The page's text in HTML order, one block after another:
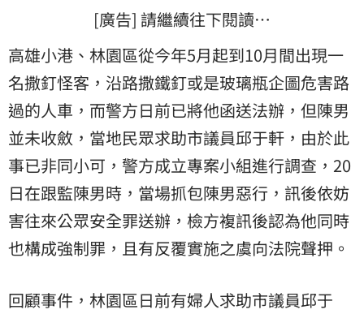
[廣告] 請繼續往下閱讀…
高雄小港、林園區從今年5月起到10月間出現一
名撒釘怪客，沿路撒鐵釘或是玻璃瓶企圖危害路
過的人車，而警方日前已將他函送法辦，但陳男
並未收斂，當地民眾求助市議員邱于軒，由於此
事已非同小可，警方成立專案小組進行調查，20
日在跟監陳男時，當場抓包陳男惡行，訊後依妨
害往來公眾安全罪送辦，檢方複訊後認為他同時
也構成強制罪，且有反覆實施之虞向法院聲押。
回顧事件，林園區日前有婦人求助市議員邱于